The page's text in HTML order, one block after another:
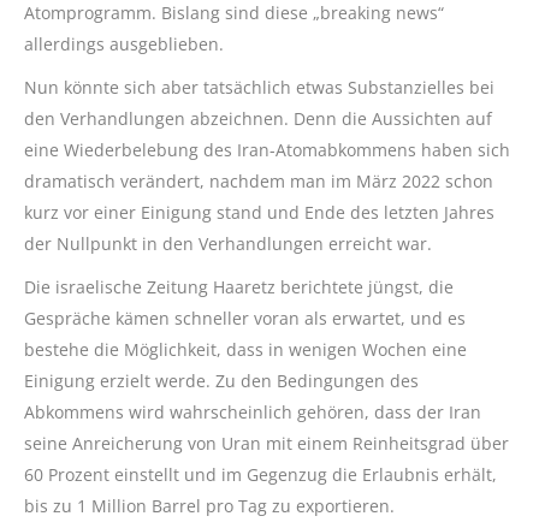
Atomprogramm. Bislang sind diese „breaking news“
allerdings ausgeblieben.
Nun könnte sich aber tatsächlich etwas Substanzielles bei
den Verhandlungen abzeichnen. Denn die Aussichten auf
eine Wiederbelebung des Iran-Atomabkommens haben sich
dramatisch verändert, nachdem man im März 2022 schon
kurz vor einer Einigung stand und Ende des letzten Jahres
der Nullpunkt in den Verhandlungen erreicht war.
Die israelische Zeitung Haaretz berichtete jüngst, die
Gespräche kämen schneller voran als erwartet, und es
bestehe die Möglichkeit, dass in wenigen Wochen eine
Einigung erzielt werde. Zu den Bedingungen des
Abkommens wird wahrscheinlich gehören, dass der Iran
seine Anreicherung von Uran mit einem Reinheitsgrad über
60 Prozent einstellt und im Gegenzug die Erlaubnis erhält,
bis zu 1 Million Barrel pro Tag zu exportieren.